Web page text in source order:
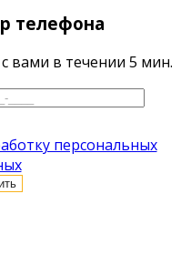
телефона
вами в течении 5 мин.
персональных